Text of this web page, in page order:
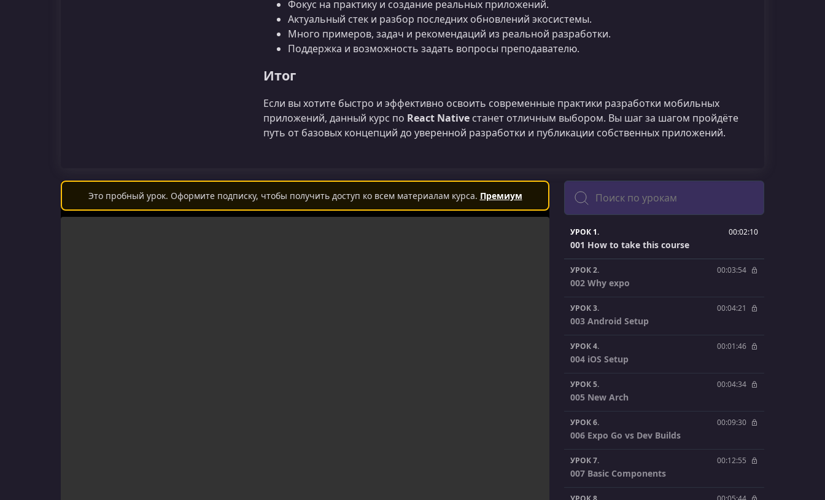
Фокус на практику и создание реальных приложений.
Актуальный стек и разбор последних обновлений экосистемы.
Много примеров, задач и рекомендаций из реальной разработки.
Поддержка и возможность задать вопросы преподавателю.
Итог
Если вы хотите быстро и эффективно освоить современные практики разработки мобильных
приложений, данный курс по React Native станет отличным выбором. Вы шаг за шагом пройдёте
путь от базовых концепций до уверенной разработки и публикации собственных приложений.
Это пробный урок. Оформите подписку, чтобы получить доступ ко всем материалам курса. Премиум
Поиск
УРОК 1. 00:02:10
001 How to take this course
УРОК 2. 00:03:54
002 Why expo
УРОК 3. 00:04:21
003 Android Setup
УРОК 4. 00:01:46
004 iOS Setup
УРОК 5. 00:04:34
005 New Arch
УРОК 6. 00:09:30
006 Expo Go vs Dev Builds
УРОК 7. 00:12:55
007 Basic Components